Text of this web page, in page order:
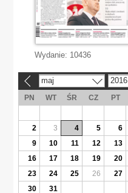
Wydanie: 10436
maj 2016
PN WT ŚR CZ PT
2
3 4 5 6
9
10 11 12 13
16
17 18 19 20
23
24 25 26 27
30
31